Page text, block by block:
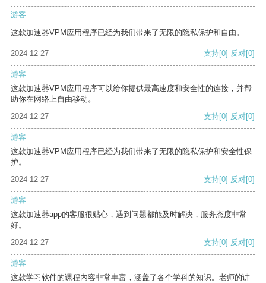
游客
这款加速器VPM应用程序已经为我们带来了无限的隐私保护和自由。
2024-12-27 支持[0] 反对[0]
游客
这款加速器VPM应用程序可以给你提供最高速度和安全性的连接，并帮
助你在网络上自由移动。
2024-12-27
支持[0] 反对[0]
游客
这款加速器VPM应用程序已经为我们带来了无限的隐私保护和安全性保
护。
2024-12-27
支持[0] 反对[0]
游客
这款加速器app的客服很贴心，遇到问题都能及时解决，服务态度非常
好。
2024-12-27
支持[0] 反对[0]
游客
这款学习软件的课程内容非常丰富，涵盖了各个学科的知识。老师的讲